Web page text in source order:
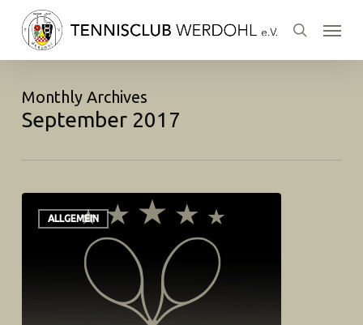
search
Menu
Monthly Archives
September 2017
ALLGEMEIN